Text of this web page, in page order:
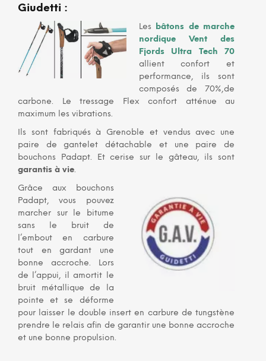
Giudetti :
Les bâtons de marche
nordique Vent des
Fjords Ultra Tech 70
allient confort et
performance, ils sont
composés de 70%,de
carbone. Le tressage Flex confort atténue au
maximum les vibrations.
Ils sont fabriqués à Grenoble et vendus avec une
paire de gantelet détachable et une paire de
bouchons Padapt. Et cerise sur le gâteau, ils sont
garantis à vie.
Grâce aux bouchons
Padapt, vous pouvez
marcher sur le bitume
sans le bruit de
l’embout en carbure
tout en gardant une
bonne accroche. Lors
de l’appui, il amortit le
bruit métallique de la
pointe et se déforme
pour laisser le double insert en carbure de tungstène
prendre le relais afin de garantir une bonne accroche
et une bonne propulsion.